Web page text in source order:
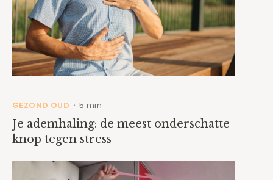
GEZOND OUD • 5 min
Je ademhaling: de meest onderschatte
knop tegen stress